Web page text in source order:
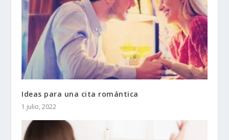
Ideas para una cita romántica
1 julio, 2022